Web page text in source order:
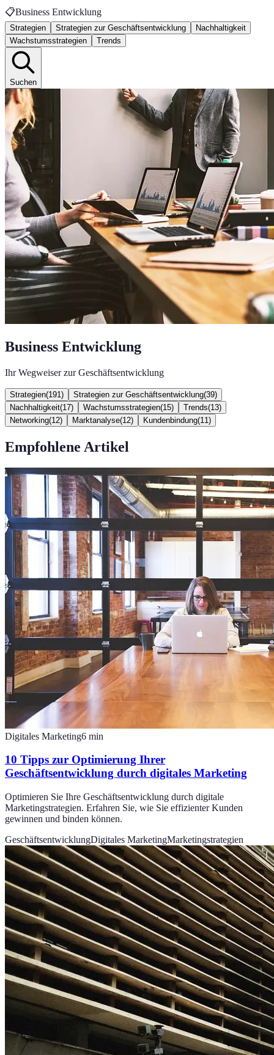
📋Business Entwicklung
Strategien Strategien zur Geschäftsentwicklung
Nachhaltigkeit
Wachstumsstrategien
Trends
Suchen
Business Entwicklung
Ihr Wegweiser zur Geschäftsentwicklung
Strategien(191 ) Strategien zur Geschäftsentwicklung(39)
Nachhaltigkeit(17) Wachstumsstrategien(15) Trends(13)
Networking(12) Marktanalyse(12) Kundenbindung(11 )
Empfohlene Artikel
Digitales Marketing6 min
10 Tipps zur Optimierung Ihrer
Geschäftsentwicklung durch digitales Marketing
Optimieren Sie Ihre Geschäftsentwicklung durch digitale
Marketingstrategien. Erfahren Sie, wie Sie effizienter Kunden
gewinnen und binden können.
GeschäftsentwicklungDigitales MarketingMarketingstrategien